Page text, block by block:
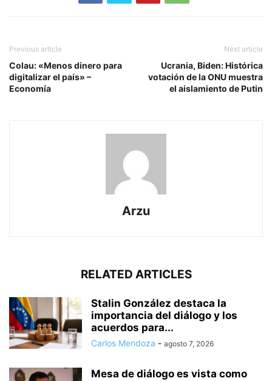
Previous article
Colau: «Menos dinero para
digitalizar el país» –
Economía
Next article
Ucrania, Biden: Histórica
votación de la ONU muestra
el aislamiento de Putin
Arzu
RELATED ARTICLES
Stalin González destaca la
importancia del diálogo y los
acuerdos para...
Carlos Mendoza - agosto 7, 2026
Mesa de diálogo es vista como